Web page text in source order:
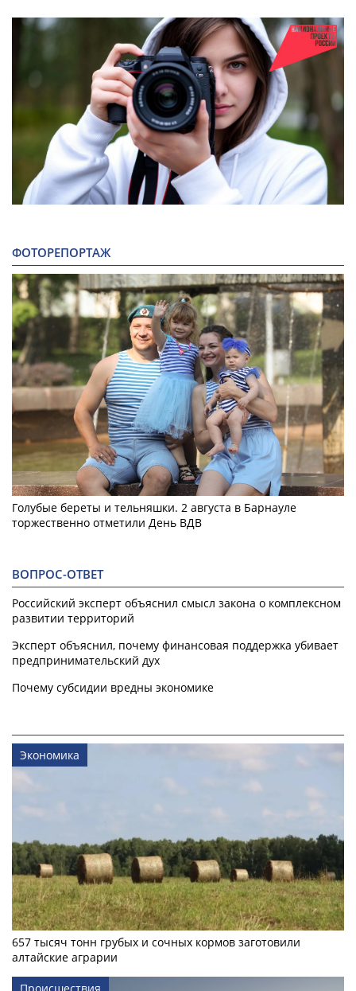
ФОТОРЕПОРТАЖ
Голубые береты и тельняшки. 2 августа в Барнауле
торжественно отметили День ВДВ
ВОПРОС-ОТВЕТ
Российский эксперт объяснил смысл закона о комплексном
развитии территорий
Эксперт объяснил, почему финансовая поддержка убивает
предпринимательский дух
Почему субсидии вредны экономике
Экономика
657 тысяч тонн грубых и сочных кормов заготовили
алтайские аграрии